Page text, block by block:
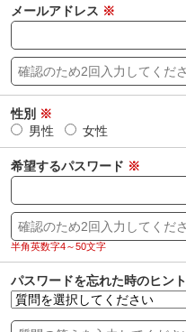
メールアドレス ※
性別 ※
男性
女性
希望するパスワード ※
半角英数字4～50文字
パスワードを忘れた時のヒント